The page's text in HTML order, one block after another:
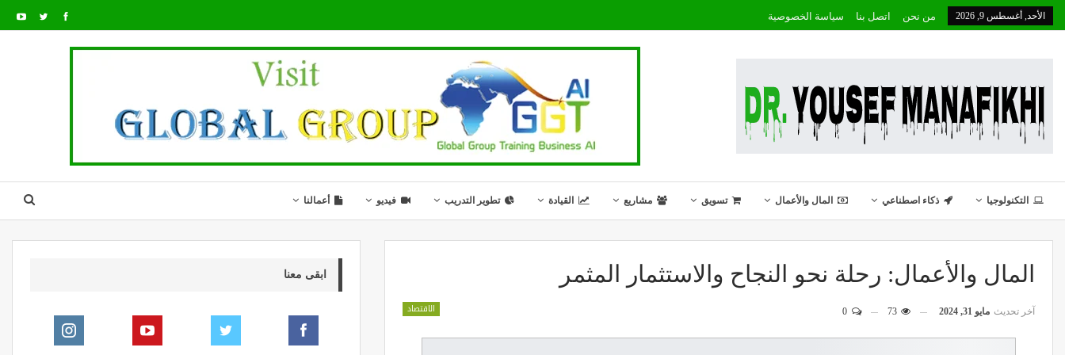
الأحد, أغسطس 9, 2026 من نحن اتصل بنا سياسة الخصوصية
التكنولوجيا ذكاء اصطناعي المال والأعمال تسويق مشاريع القيادة تطوير التدريب فيديو أعمالنا
المال والأعمال: رحلة نحو النجاح والاستثمار المثمر
الاقتصاد آخر تحديث مايو 31, 2024
ابقى معنا